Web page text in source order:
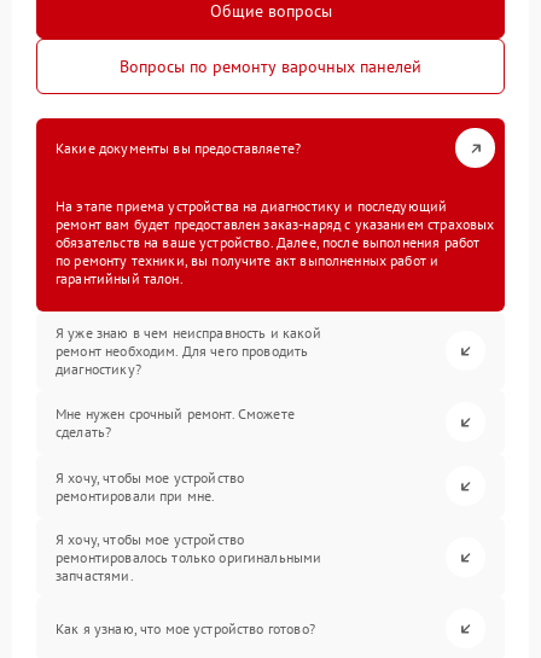
Общие вопросы
Вопросы по ремонту варочных панелей
Какие документы вы предоставляете?
На этапе приема устройства на диагностику и последующий
ремонт вам будет предоставлен заказ-наряд с указанием страховых
обязательств на ваше устройство. Далее, после выполнения работ
по ремонту техники, вы получите акт выполненных работ и
гарантийный талон.
Я уже знаю в чем неисправность и какой
ремонт необходим. Для чего проводить
диагностику?
Мне нужен срочный ремонт. Сможете
сделать?
Я хочу, чтобы мое устройство
ремонтировали при мне.
Я хочу, чтобы мое устройство
ремонтировалось только оригинальными
запчастями.
Как я узнаю, что мое устройство готово?